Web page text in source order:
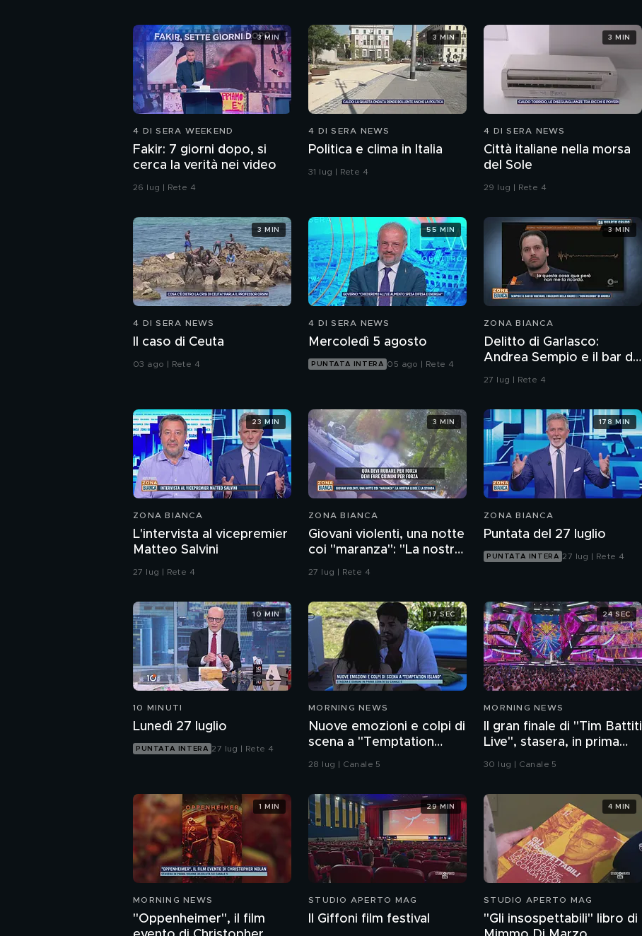
4 DI SERA WEEKEND
Fakir: 7 giorni dopo, si
cerca la verità nei video
26 lug | Rete 4
3 MIN
4 DI SERA NEWS
Politica e clima in Italia
31 lug | Rete 4
3 MIN
4 DI SERA NEWS
Città italiane nella morsa
del Sole
29 lug | Rete 4
3 MIN
4 DI SERA NEWS
Il caso di Ceuta
03 ago | Rete 4
3 MIN
4 DI SERA NEWS
Mercoledì 5 agosto
PUNTATA INTERA 05 ago | Rete 4
55 MIN
ZONA BIANCA
Delitto di Garlasco:
Andrea Sempio e il bar di
Vigevano e i racconti
27 lug | Rete 4
3 MIN
ZONA BIANCA
L'intervista al vicepremier
Matteo Salvini
27 lug | Rete 4
23 MIN
ZONA BIANCA
Giovani violenti, una notte
coi "maranza": "La nostra
legge è la strada"
27 lug | Rete 4
3 MIN
ZONA BIANCA
Puntata del 27 luglio
PUNTATA INTERA 27 lug | Rete 4
178 MIN
10 MINUTI
Lunedì 27 luglio
PUNTATA INTERA 27 lug | Rete 4
10 MIN
MORNING NEWS
Nuove emozioni e colpi di
scena a "Temptation
Island"
28 lug | Canale 5
17 SEC
MORNING NEWS
Il gran finale di "Tim Battiti
Live", stasera, in prima
serata, su Canale 5
30 lug | Canale 5
24 SEC
MORNING NEWS
"Oppenheimer", il film
1 MIN
STUDIO APERTO MAG
Il Giffoni film festival
29 MIN
STUDIO APERTO MAG
"Gli insospettabili" libro di
4 MIN